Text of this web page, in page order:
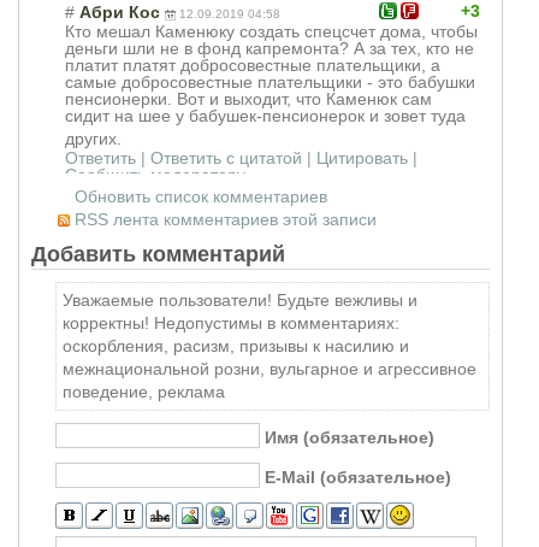
+3
# Абри Кос 12.09.2019 04:58
Кто мешал Каменюку создать спецсчет дома, чтобы
деньги шли не в фонд капремонта? А за тех, кто не
платит платят добросовестные плательщики, а
самые добросовестные плательщики - это бабушки
пенсионерки. Вот и выходит, что Каменюк сам
сидит на шее у бабушек-пенсионерок и зовет туда
других.
Ответить | Ответить с цитатой | Цитировать |
Сообщить модератору
Обновить список комментариев
RSS лента комментариев этой записи
Добавить комментарий
Уважаемые пользователи! Будьте вежливы и
корректны! Недопустимы в комментариях:
оскорбления, расизм, призывы к насилию и
межнациональной розни, вульгарное и агрессивное
поведение, реклама
Имя (обязательное)
E-Mail (обязательное)